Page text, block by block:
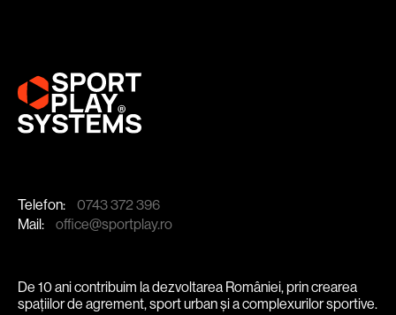
Telefon:
0743 372 396
Mail:
office@sportplay.ro
De 10 ani contribuim la dezvoltarea României, prin crearea
spațiilor de agrement, sport urban și a complexurilor sportive.